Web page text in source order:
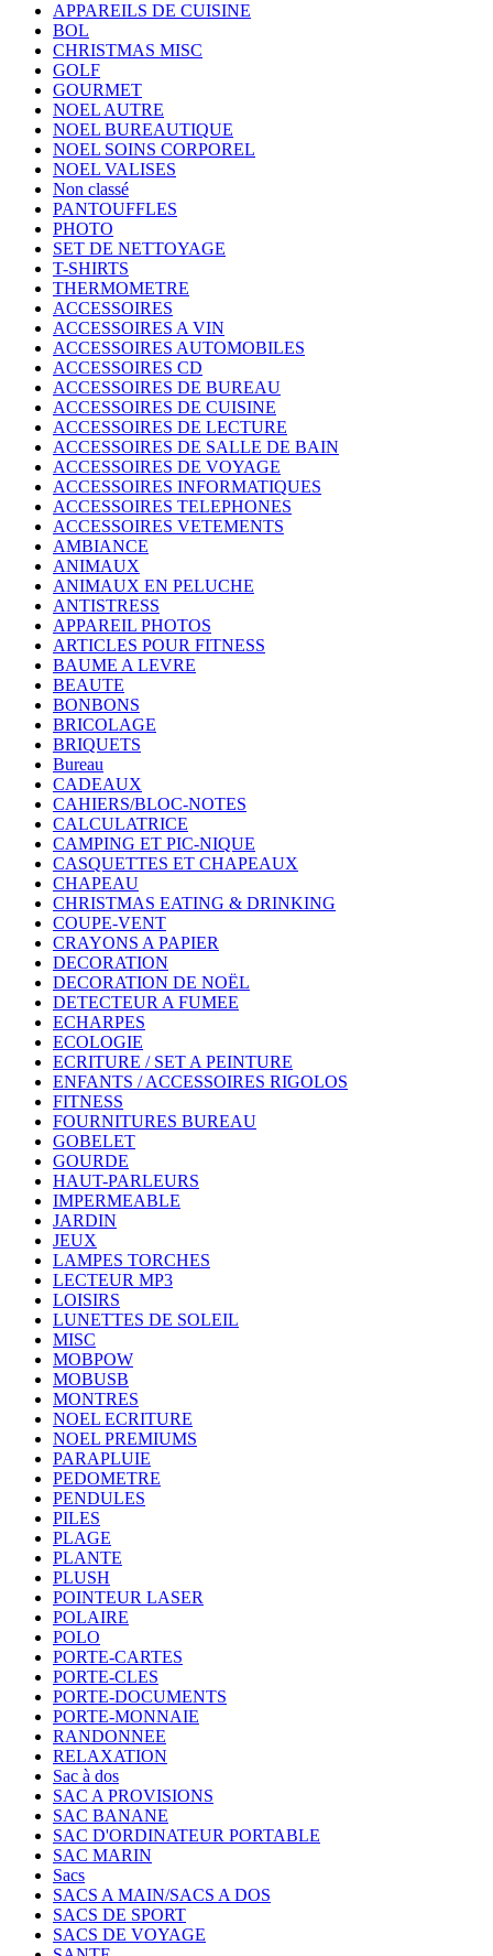
APPAREILS DE CUISINE
BOL
CHRISTMAS MISC
GOLF
GOURMET
NOEL AUTRE
NOEL BUREAUTIQUE
NOEL SOINS CORPOREL
NOEL VALISES
Non classé
PANTOUFFLES
PHOTO
SET DE NETTOYAGE
T-SHIRTS
THERMOMETRE
ACCESSOIRES
ACCESSOIRES A VIN
ACCESSOIRES AUTOMOBILES
ACCESSOIRES CD
ACCESSOIRES DE BUREAU
ACCESSOIRES DE CUISINE
ACCESSOIRES DE LECTURE
ACCESSOIRES DE SALLE DE BAIN
ACCESSOIRES DE VOYAGE
ACCESSOIRES INFORMATIQUES
ACCESSOIRES TELEPHONES
ACCESSOIRES VETEMENTS
AMBIANCE
ANIMAUX
ANIMAUX EN PELUCHE
ANTISTRESS
APPAREIL PHOTOS
ARTICLES POUR FITNESS
BAUME A LEVRE
BEAUTE
BONBONS
BRICOLAGE
BRIQUETS
Bureau
CADEAUX
CAHIERS/BLOC-NOTES
CALCULATRICE
CAMPING ET PIC-NIQUE
CASQUETTES ET CHAPEAUX
CHAPEAU
CHRISTMAS EATING & DRINKING
COUPE-VENT
CRAYONS A PAPIER
DECORATION
DECORATION DE NOËL
DETECTEUR A FUMEE
ECHARPES
ECOLOGIE
ECRITURE / SET A PEINTURE
ENFANTS / ACCESSOIRES RIGOLOS
FITNESS
FOURNITURES BUREAU
GOBELET
GOURDE
HAUT-PARLEURS
IMPERMEABLE
JARDIN
JEUX
LAMPES TORCHES
LECTEUR MP3
LOISIRS
LUNETTES DE SOLEIL
MISC
MOBPOW
MOBUSB
MONTRES
NOEL ECRITURE
NOEL PREMIUMS
PARAPLUIE
PEDOMETRE
PENDULES
PILES
PLAGE
PLANTE
PLUSH
POINTEUR LASER
POLAIRE
POLO
PORTE-CARTES
PORTE-CLES
PORTE-DOCUMENTS
PORTE-MONNAIE
RANDONNEE
RELAXATION
Sac à dos
SAC A PROVISIONS
SAC BANANE
SAC D'ORDINATEUR PORTABLE
SAC MARIN
Sacs
SACS A MAIN/SACS A DOS
SACS DE SPORT
SACS DE VOYAGE